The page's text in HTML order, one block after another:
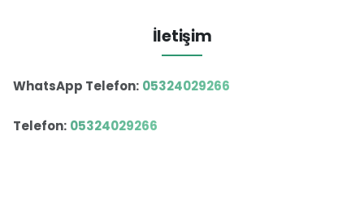
İletişim
WhatsApp Telefon: 05324029266
Telefon: 05324029266